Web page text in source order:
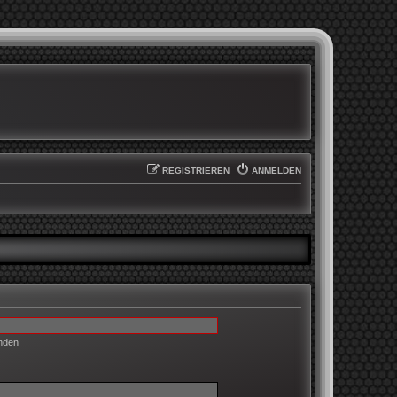
ANMELDEN
REGISTRIEREN